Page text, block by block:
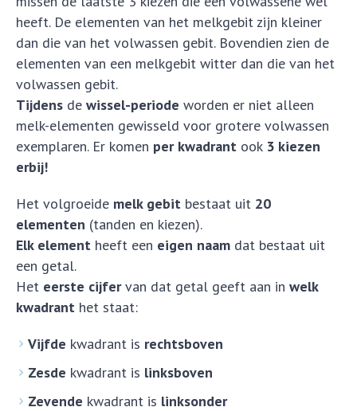
heeft. De elementen van het melkgebit zijn kleiner
dan die van het volwassen gebit. Bovendien zien de
elementen van een melkgebit witter dan die van het
volwassen gebit.
Tijdens dewissel-periode worden er niet alleen
melk-elementen gewisseld voor grotere volwassen
exemplaren. Er komen per kwadrant ook 3 kiezen
erbij!
Het volgroeide melk gebit bestaat uit 20
elementen (tanden en kiezen).
Elk element heeft een eigen naam dat bestaat uit
een getal.
Het eerste cijfervan dat getal geeft aan inwelk
kwadrant het staat:
Vijfde kwadrant is rechtsboven
Zesde kwadrant is linksboven
Zevende kwadrant is linksonder